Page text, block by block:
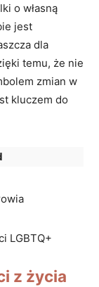
o własną
jest
dla​
temu, ‍że nie
zmian ​w
kluczem do
LGBTQ+
z ⁣życia